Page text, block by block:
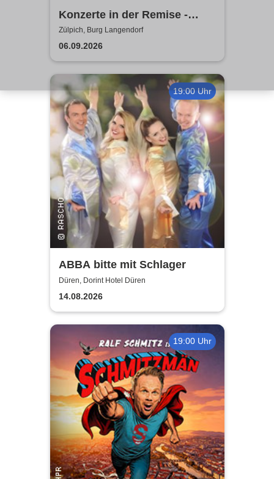
Konzerte in der Remise -
Burg Langendorf
Zülpich, Burg Langendorf
06.09.2026
19:00 Uhr
ABBA bitte mit Schlager
Düren, Dorint Hotel Düren
14.08.2026
19:00 Uhr